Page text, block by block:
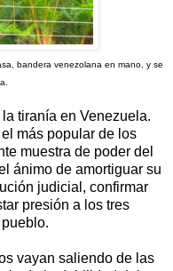
bandera venezolana en mano, y se
tiranía en Venezuela.
más popular de los
muestra de poder del
ánimo de amortiguar su
judicial, confirmar
presión a los tres
vayan saliendo de las